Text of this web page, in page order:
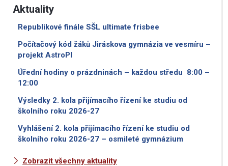
Aktuality
Republikové finále SŠL ultimate frisbee
Počítačový kód žáků Jiráskova gymnázia ve vesmíru –
projekt AstroPI
Úřední hodiny o prázdninách – každou středu 8:00 –
12:00
Výsledky 2. kola přijímacího řízení ke studiu od
školního roku 2026-27
Vyhlášení 2. kola přijímacího řízení ke studiu od
školního roku 2026-27 – osmileté gymnázium
Zobrazit všechny aktuality